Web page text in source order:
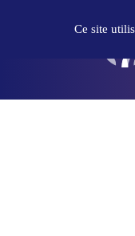
Ce site